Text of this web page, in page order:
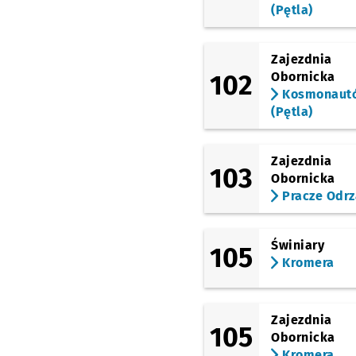
(Obornicka)
Bezpieczna
(Obornicka)
Bałtycka (Szkoła)
(Broniewskiego)
Bałtycka
(Żmigrodzka)
(Zegadłowicza)
Zegadłowicza
(Reymonta)
(pl. Powstańców
Dworzec Nadodrze
(Pętla)
102
Zajezdnia
Obornicka
(Pętla)
103
Zajezdnia
Obornicka
Pracze
105
Świniary
Kromera
105
Zajezdnia
Obornicka